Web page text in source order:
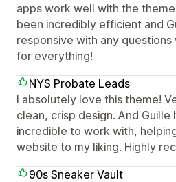
apps work well with the
been incredibly efficient and
responsive with any questions
for everything!
NYS Probate Leads
I absolutely love this theme!
clean, crisp design. And
incredible to work with,
website to my liking. Highly
90s Sneaker Vault